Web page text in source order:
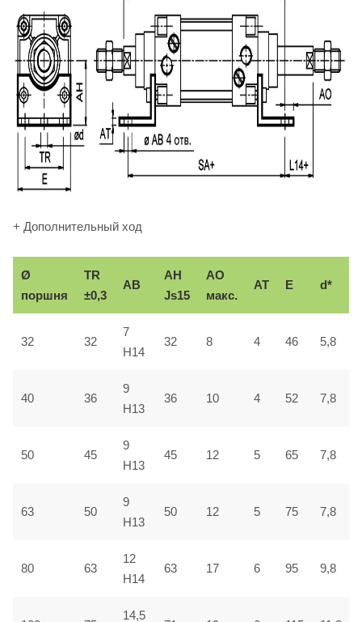
+ Дополнительный ход
Ø
поршня
TR
±0,3
AB
AH
Js15
AO
макс.
AT E d*
32 32
7
H14
32 8 4 46 5,8
40 36
9
H13
36 10 4 52 7,8
50 45
9
H13
45 12 5 65 7,8
63 50
9
H13
50 12 5 75 7,8
80 63
12
H14
63 17 6 95 9,8
14,5